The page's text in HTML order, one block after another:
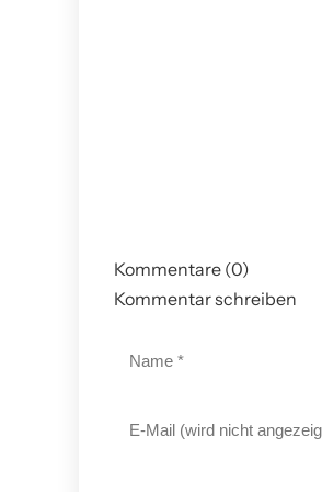
Kommentare (0)
Kommentar schreiben